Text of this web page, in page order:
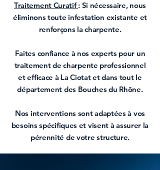
Traitement Curatif: Si nécessaire, nous
éliminons toute infestation existante et
renforçons la charpente.
Faites confiance à nos experts pour un
traitement de charpente professionnel
et efficace à La Ciotatet dans tout le
département des Bouches du Rhône.
Nos interventions sont adaptées à vos
besoins spécifiques et visent à assurer la
pérennité de votre structure.